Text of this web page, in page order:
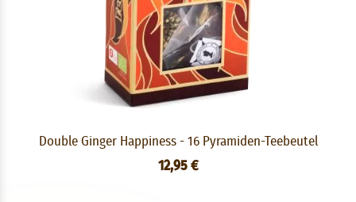
Double Ginger Happiness - 16 Pyramiden-Teebeutel
12,95 €